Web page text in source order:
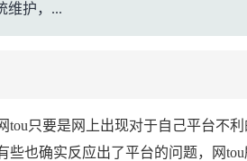
维护，...
tou只要是网上出现对于自己平台不
些也确实反应出了平台的问题，网